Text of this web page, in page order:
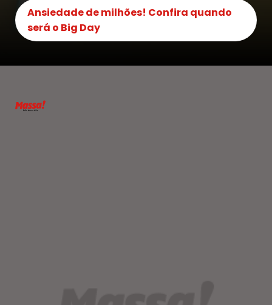
Ansiedade de milhões! Confira quando
será o Big Day